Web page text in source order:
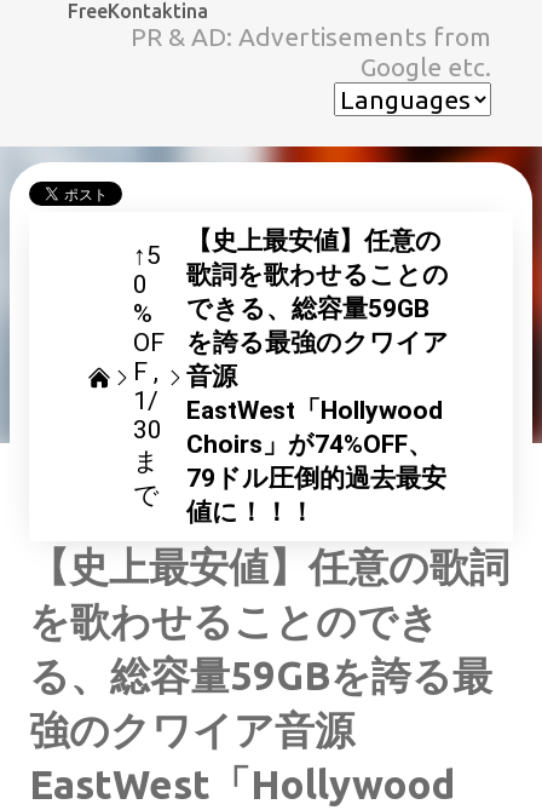
スキップしてメイン コンテンツに移動
FreeKontaktina
PR & AD: Advertisements from
Google etc.
↑5
0
%
OF
F
1/
30
ま
で
【史上最安値】任意の
歌詞を歌わせることの
できる、総容量59GB
を誇る最強のクワイア
音源
EastWest「Hollywood
Choirs」が74%OFF、
79ドル圧倒的過去最安
値に！！！
【史上最安値】任意の歌詞
を歌わせることのでき
る、総容量59GBを誇る最
強のクワイア音源
EastWest「Hollywood